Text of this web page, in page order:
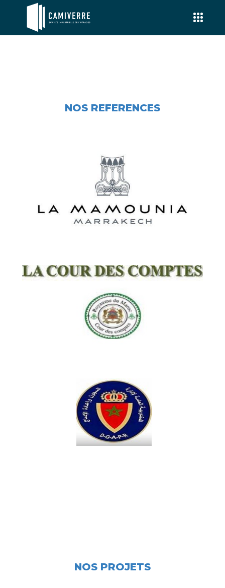
NOS REFERENCES
NOS PROJETS